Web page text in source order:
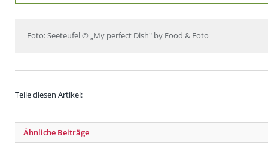
Foto: Seeteufel © „My perfect Dish" by Food & Foto
Teile diesen Artikel:
Ähnliche Beiträge